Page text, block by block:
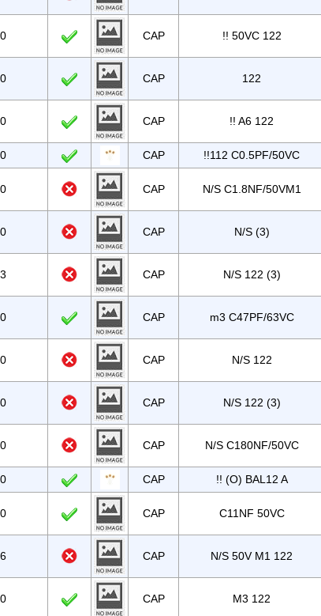
CAP !! 50VC 122
CAP 122
CAP !! A6 122
CAP !!112 C0.5PF/50VC
CAP N/S C1.8NF/50VM1
CAP N/S (3)
CAP N/S 122 (3)
CAP m3 C47PF/63VC
CAP N/S 122
CAP N/S 122 (3)
CAP N/S C180NF/50VC
CAP !! (O) BAL12 A
CAP C11NF 50VC
CAP N/S 50V M1 122
CAP M3 122